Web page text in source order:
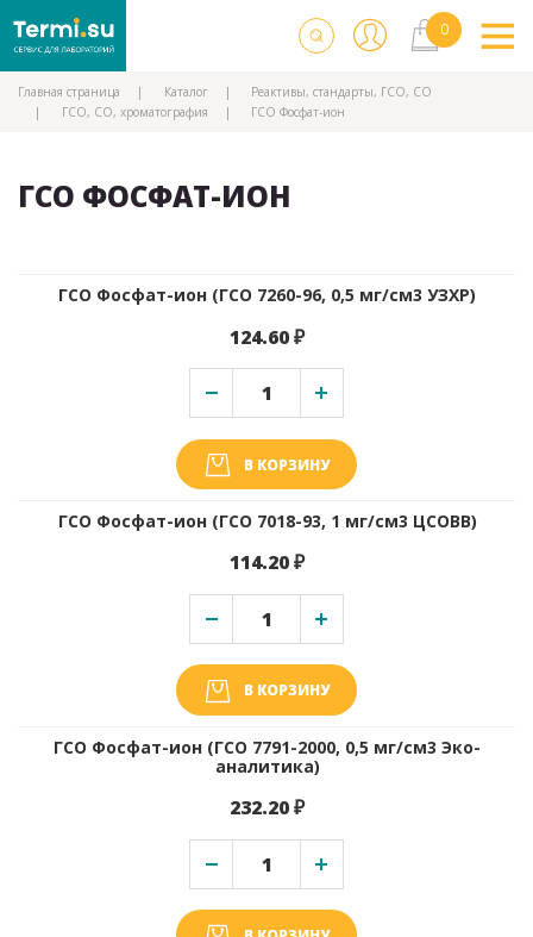
Главная страница Каталог
Реактивы, стандарты, ГСО, СО
ГСО, СО, хроматография
ГСО Фосфат-ион
ГСО ФОСФАТ-ИОН
ГСО Фосфат-ион (ГСО 7260-96, 0,5 мг/см3 УЗХР)
124.60 ₽
В КОРЗИНУ
ГСО Фосфат-ион (ГСО 7018-93, 1 мг/см3 ЦСОВВ)
114.20 ₽
В КОРЗИНУ
ГСО Фосфат-ион (ГСО 7791-2000, 0,5 мг/см3 Эко-
аналитика)
232.20 ₽